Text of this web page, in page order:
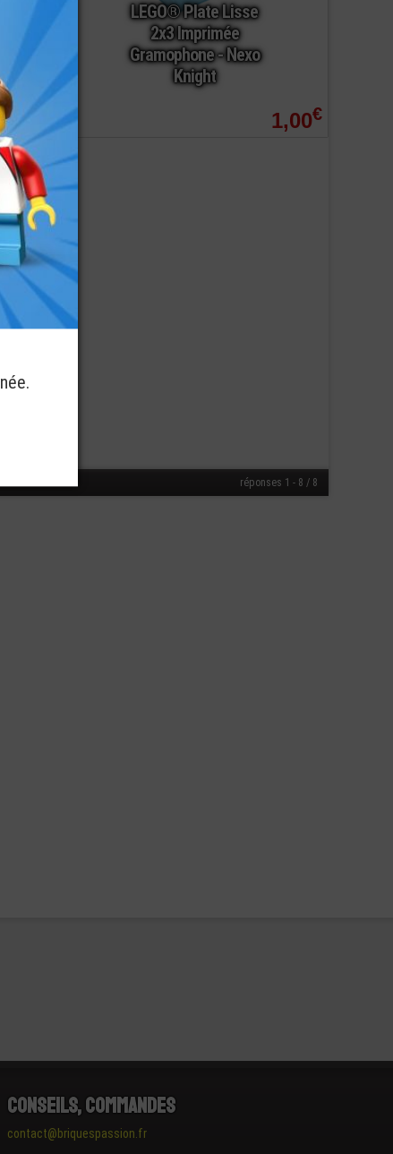
1,00
LEGO® Plate Lisse
2x3 Imprimée
Gramophone - Nexo
Knight
1,00€
commander
réponses 1 - 8 / 8
Conseils, Commandes
contact@briquespassion.fr